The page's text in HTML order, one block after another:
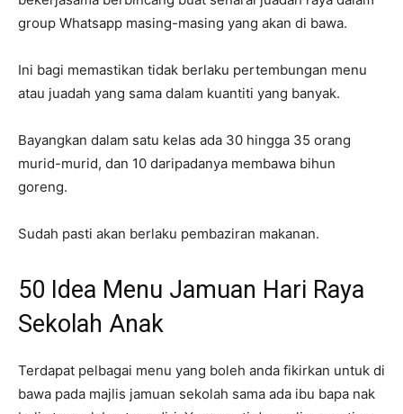
group Whatsapp masing-masing yang akan di bawa.
Ini bagi memastikan tidak berlaku pertembungan menu
atau juadah yang sama dalam kuantiti yang banyak.
Bayangkan dalam satu kelas ada 30 hingga 35 orang
murid-murid, dan 10 daripadanya membawa bihun
goreng.
Sudah pasti akan berlaku pembaziran makanan.
50 Idea Menu Jamuan Hari Raya
Sekolah Anak
Terdapat pelbagai menu yang boleh anda fikirkan untuk di
bawa pada majlis jamuan sekolah sama ada ibu bapa nak